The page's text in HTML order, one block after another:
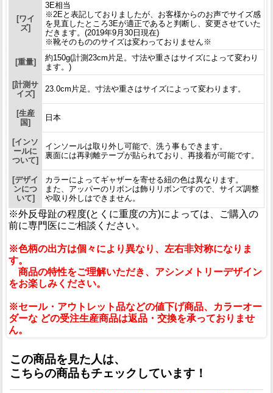
[ワイ
ズ]
3E相当
※2Eと表記しておりましたが、お客様からのお声でサイズ感
を見直したところ3Eが適正であると判断し、変更させていた
だきます。(2019年9月30日現在)
※靴そのもののサイズは変わっておりません※
[重量]
約150g(計測23cm片足。寸法や重さはサイズによって変わり
ます。)
[計測サ
イズ]
23.0cm片足。寸法や重さはサイズによって変わります。
[生産
国]
日本
[インソ
ールに
ついて]
インソールは取り外し可能で、洗う事もできます。
裏面には再剥離テープが貼られており、再接着が可能です。
[デザイ
ンにつ
いて]
カラーによってギャザーを寄せる紐の色は異なります。
また、アッパーのリボンは飾りリボンですので、サイズ調整
や取り外しはできません。
※外反母趾の程度(とくに重度の方)によっては、ご購入の
前に専門医にご相談ください。
※色柄の出方は個々により異なり、左右非対称になりま
す。
商品の特性をご理解いただき、アシンメトリーデザイン
をお楽しみください。
※セール・アウトレット品などの値下げ商品、カラーオー
ダーな どの受注生産商品は返品・交換を承っておりませ
ん。
この商品を見た人は、
こちらの商品もチェックしています！